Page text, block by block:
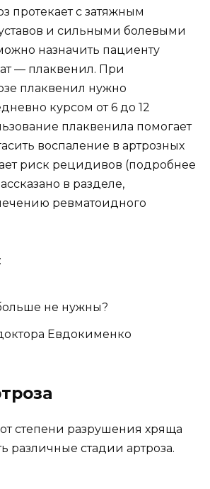
протекает с затяжным
и сильными болевыми
назначить пациенту
— плаквенил. При
плаквенил нужно
курсом от 6 до 12
плаквенила помогает
воспаление в артрозных
риск рецидивов (подробнее
в разделе,
ревматоидного
не нужны?
Евдокименко
степени разрушения хряща
различные стадии артроза.